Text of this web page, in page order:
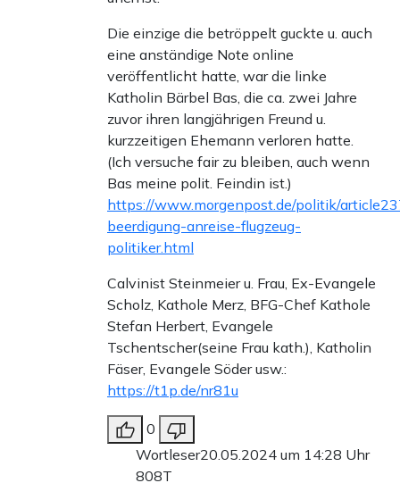
Die einzige die betröppelt guckte u. auch
eine anständige Note online
veröffentlicht hatte, war die linke
Katholin Bärbel Bas, die ca. zwei Jahre
zuvor ihren langjährigen Freund u.
kurzzeitigen Ehemann verloren hatte.
(Ich versuche fair zu bleiben, auch wenn
Bas meine polit. Feindin ist.)
https://www.morgenpost.de/politik/
beerdigung-anreise-flugzeug-
politiker.html
Calvinist Steinmeier u. Frau, Ex-Evangele
Scholz, Kathole Merz, BFG-Chef Kathole
Stefan Herbert, Evangele
Tschentscher(seine Frau kath.), Katholin
Fäser, Evangele Söder usw.:
https://t1p.de/nr81u
0
Wortleser20.05.2024 um 14:28 Uhr
808T